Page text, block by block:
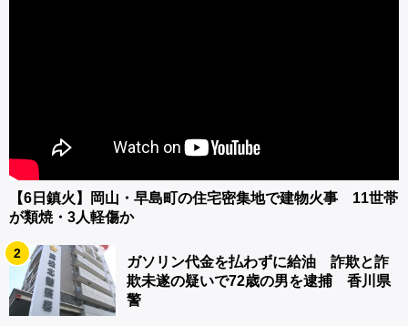
【6日鎮火】岡山・早島町の住宅密集地で建物火事 11世帯
が類焼・3人軽傷か
2
ガソリン代金を払わずに給油 詐欺と詐
欺未遂の疑いで72歳の男を逮捕 香川県
警